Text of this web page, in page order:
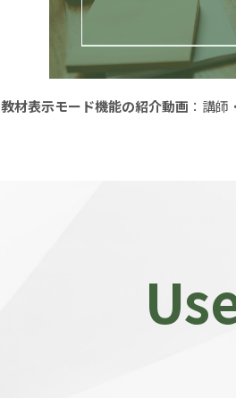
教材表示モード機能の紹介動画 ：講